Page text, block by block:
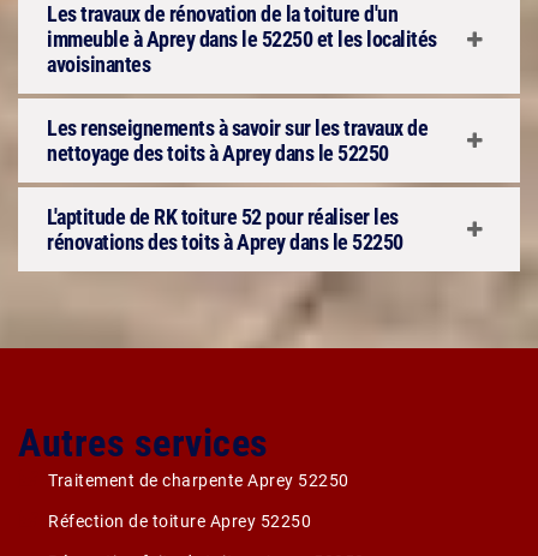
Les travaux de rénovation de la toiture d'un
immeuble à Aprey dans le 52250 et les localités
avoisinantes
Les renseignements à savoir sur les travaux de
nettoyage des toits à Aprey dans le 52250
L'aptitude de RK toiture 52 pour réaliser les
rénovations des toits à Aprey dans le 52250
Autres services
Traitement de charpente Aprey 52250
Réfection de toiture Aprey 52250